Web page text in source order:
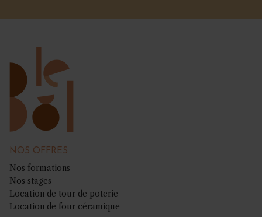
NOS OFFRES
Nos formations
Nos stages
Location de tour de poterie
Location de four céramique